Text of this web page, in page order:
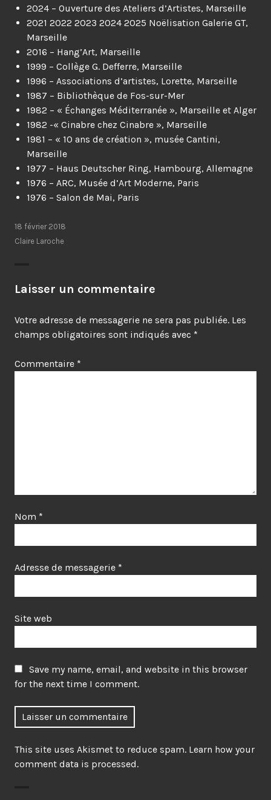
2024 – Ouverture des Ateliers d’Artistes, Marseille
2021 2022 2023 2024 2025 Noëlisation Galerie GT,
Marseille
2016 – Hang’Art, Marseille
1999 – Collège G. Defferre, Marseille
1996 – Associations d’artistes, Lorette, Marseille
1987 – Bibliothèque de Fos-sur-Mer
1982 – « Échanges Méditerranée », Marseille et Alger
1982 -« Cinabre chez Cinabre », Marseille
1981 – « 10 ans de création », musée Cantini,
Marseille
1977 – Haus Deutscher Ring, Hambourg, Allemagne
1976 – ARC, Musée d’Art Moderne, Paris
1976 – Salon de Mai, Paris
18 février 2018
Claire Laroche
Laisser un commentaire
Votre adresse de messagerie ne sera pas publiée. Les
champs obligatoires sont indiqués avec *
Commentaire *
Nom *
Adresse de messagerie *
Site web
Save my name, email, and website in this browser
for the next time I comment.
This site uses Akismet to reduce spam. Learn how your
comment data is processed.